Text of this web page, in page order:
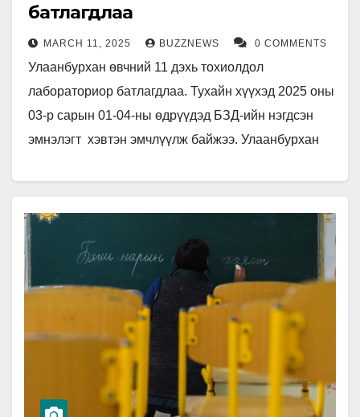
батлагдлаа
MARCH 11, 2025 BUZZNEWS 0 COMMENTS
Улаанбурхан өвчний 11 дэхь тохиолдол
лабораториор батлагдлаа. Тухайн хүүхэд 2025 оны
03-р сарын 01-04-ны өдрүүдэд БЗД-ийн нэгдсэн
эмнэлэгт хэвтэн эмчлүүлж байжээ. Улаанбурхан